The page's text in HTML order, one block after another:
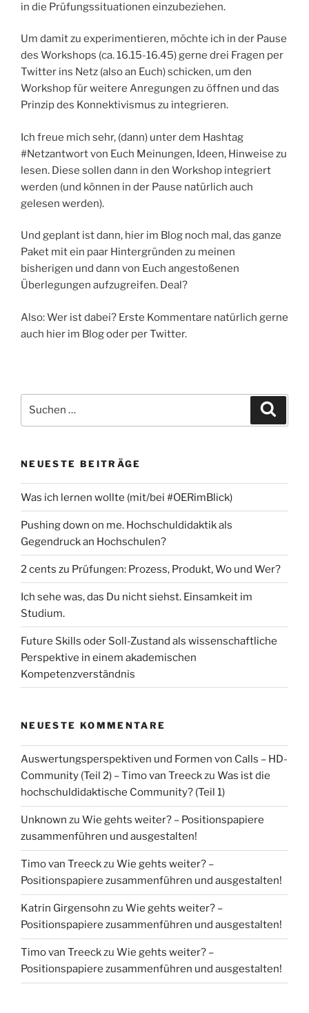
in die Prüfungssituationen einzubeziehen.
Um damit zu experimentieren, möchte ich in der Pause
des Workshops (ca. 16.15-16.45) gerne drei Fragen per
Twitter ins Netz (also an Euch) schicken, um den
Workshop für weitere Anregungen zu öffnen und das
Prinzip des Konnektivismus zu integrieren.
Ich freue mich sehr, (dann) unter dem Hashtag
#Netzantwort von Euch Meinungen, Ideen, Hinweise zu
lesen. Diese sollen dann in den Workshop integriert
werden (und können in der Pause natürlich auch
gelesen werden).
Und geplant ist dann, hier im Blog noch mal, das ganze
Paket mit ein paar Hintergründen zu meinen
bisherigen und dann von Euch angestoßenen
Überlegungen aufzugreifen. Deal?
Also: Wer ist dabei? Erste Kommentare natürlich gerne
auch hier im Blog oder per Twitter.
nach:
NEUESTE BEITRÄGE
Was ich lernen wollte (mit/bei #OERimBlick)
Pushing down on me. Hochschuldidaktik als
Gegendruck an Hochschulen?
2 cents zu Prüfungen: Prozess, Produkt, Wo und Wer?
Ich sehe was, das Du nicht siehst. Einsamkeit im
Studium.
Future Skills oder Soll-Zustand als wissenschaftliche
Perspektive in einem akademischen
Kompetenzverständnis
NEUESTE KOMMENTARE
Auswertungsperspektiven und Formen von Calls – HD-
Community (Teil 2) – Timo van Treeckzu Was ist die
hochschuldidaktische Community? (Teil 1)
Unknown zu Wie gehts weiter? – Positionspapiere
zusammenführen und ausgestalten!
Timo van Treeckzu Wie gehts weiter? –
Positionspapiere zusammenführen und ausgestalten!
Katrin Girgensohn zu Wie gehts weiter? –
Positionspapiere zusammenführen und ausgestalten!
Timo van Treeckzu Wie gehts weiter? –
Positionspapiere zusammenführen und ausgestalten!